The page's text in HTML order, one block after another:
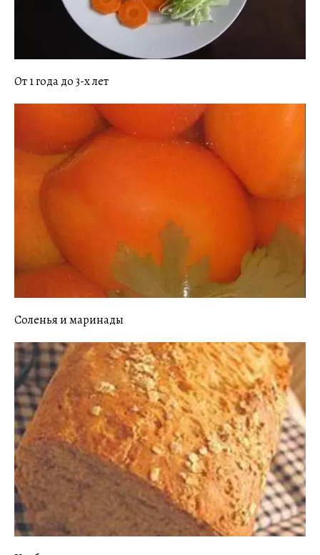
От 1 года до 3-х лет
Соленья и маринады